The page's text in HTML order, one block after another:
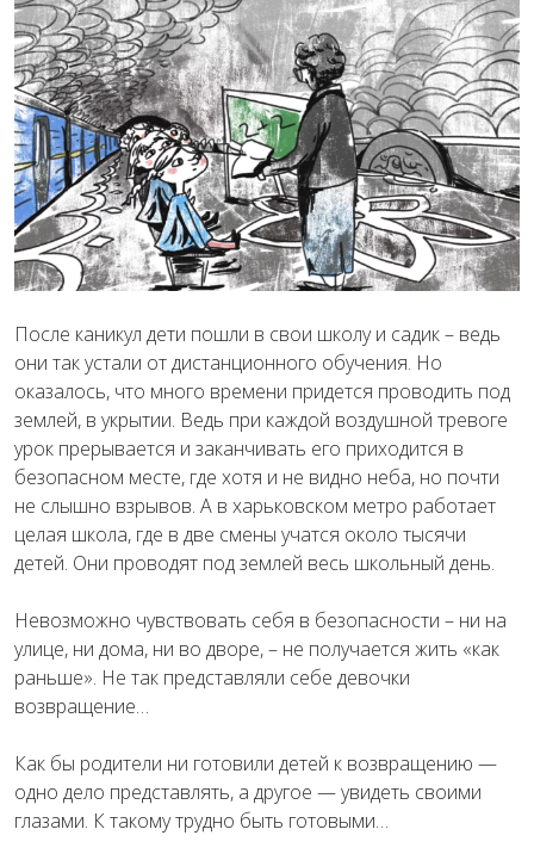
После каникул дети пошли в свои школу и садик – ведь
они так устали от дистанционного обучения. Но
оказалось, что много времени придется проводить под
землей, в укрытии. Ведь при каждой воздушной тревоге
урок прерывается и заканчивать его приходится в
безопасном месте, где хотя и не видно неба, но почти
не слышно взрывов. А в харьковском метро работает
целая школа, где в две смены учатся около тысячи
детей. Они проводят под землей весь школьный день.
Невозможно чувствовать себя в безопасности – ни на
улице, ни дома, ни во дворе, – не получается жить «как
раньше». Не так представляли себе девочки
возвращение…
Как бы родители ни готовили детей к возвращению —
одно дело представлять, а другое — увидеть своими
глазами. К такому трудно быть готовыми…